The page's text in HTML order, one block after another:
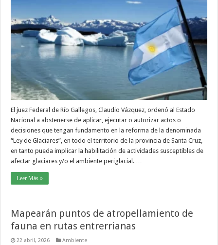
El juez Federal de Río Gallegos, Claudio Vázquez, ordenó al Estado
Nacional a abstenerse de aplicar, ejecutar o autorizar actos o
decisiones que tengan fundamento en la reforma de la denominada
“Ley de Glaciares”, en todo el territorio de la provincia de Santa Cruz,
en tanto pueda implicar la habilitación de actividades susceptibles de
afectar glaciares y/o el ambiente periglacial. …
Leer Más »
Mapearán puntos de atropellamiento de
fauna en rutas entrerrianas
22 abril, 2026 Ambiente